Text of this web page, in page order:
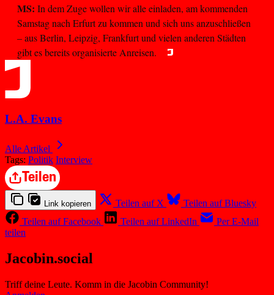
MS: In dem Zuge wollen wir alle einladen, am kommenden
Samstag nach Erfurt zu kommen und sich uns anzuschließen
– aus Berlin, Leipzig, Frankfurt und vielen anderen Städten
gibt es bereits organisierte Anreisen.
L.A. Evans
Alle Artikel
Tags: Politik Interview
Teilen
Link kopieren Teilen auf X
Teilen auf Bluesky
Teilen auf Facebook
Teilen auf LinkedIn
Per E-Mail
teilen
Jacobin.social
Triff deine Leute. Komm in die Jacobin Community!